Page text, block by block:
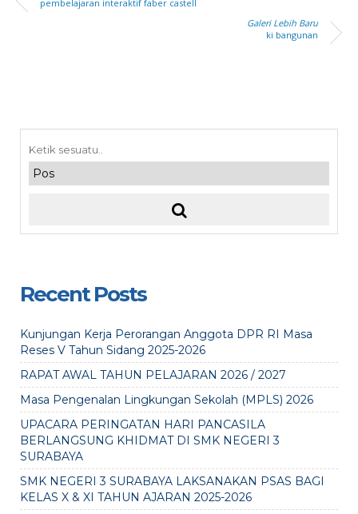
pembelajaran interaktif faber castell
Galeri Lebih Baru
ki bangunan
Recent Posts
Kunjungan Kerja Perorangan Anggota DPR RI Masa
Reses V Tahun Sidang 2025-2026
RAPAT AWAL TAHUN PELAJARAN 2026 / 2027
Masa Pengenalan Lingkungan Sekolah (MPLS) 2026
UPACARA PERINGATAN HARI PANCASILA
BERLANGSUNG KHIDMAT DI SMK NEGERI 3
SURABAYA
SMK NEGERI 3 SURABAYA LAKSANAKAN PSAS BAGI
KELAS X & XI TAHUN AJARAN 2025-2026